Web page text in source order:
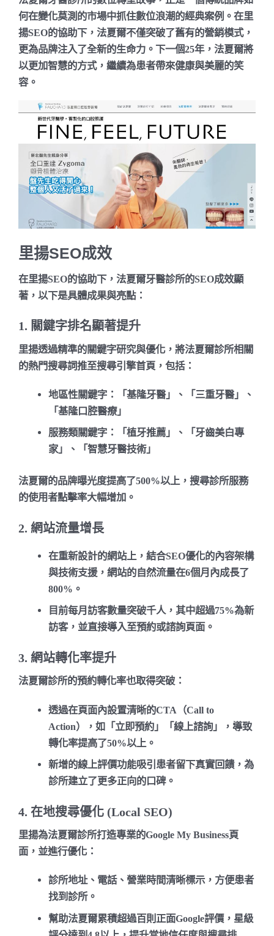
何在變化莫測的市場中抓住數位浪潮的經典案例。在里
揚SEO的協助下，法夏爾不僅突破了舊有的營銷模式，
更為品牌注入了全新的生命力。下一個25年，法夏爾將
以更加智慧的方式，繼續為患者帶來健康與美麗的笑
容。
里揚SEO成效
在里揚SEO的協助下， 法夏爾牙醫診所的SEO成效顯
著，以下是具體成果與亮點：
1. 關鍵字排名顯著提升
里揚透過精準的關鍵字研究與優化，將法夏爾診所相關
的熱門搜尋詞推至搜尋引擎首頁，包括：
地區性關鍵字 ：「基隆牙醫」、「三重牙醫」、
「基隆口腔醫療」
服務類關鍵字 ：「植牙推薦」、「牙齒美白專
家」、「智慧牙醫技術」
法夏爾的品牌曝光度提高了500%以上，搜尋診所服務
的使用者點擊率大幅增加。
2. 網站流量增長
在重新設計的網站上，結合SEO優化的內容架構
與技術支援，網站的自然流量在6個月內成長了
800% 。
目前每月訪客數量突破千人，其中超過75%為新
訪客，並直接導入至預約或諮詢頁面。
3. 網站轉化率提升
法夏爾診所的預約轉化率也取得突破：
透過在頁面內設置清晰的CTA（Call to
Action），如「立即預約」「線上諮詢」，導致
轉化率提高了50%以上 。
新增的線上評價功能吸引患者留下真實回饋，為
診所建立了更多正向的口碑。
4. 在地搜尋優化 (Local SEO)
里揚為法夏爾診所打造專業的Google My Business頁
面，並進行優化：
診所地址、電話、營業時間清晰標示，方便患者
找到診所。
幫助法夏爾累積超過百則正面Google評價，星級